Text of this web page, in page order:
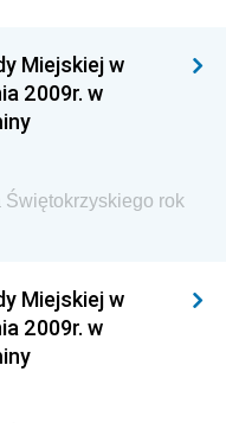
Rolnictwa i
i
Morskiej i
Miejskiej w
2009r. w
rok
Miejskiej w
2009r. w